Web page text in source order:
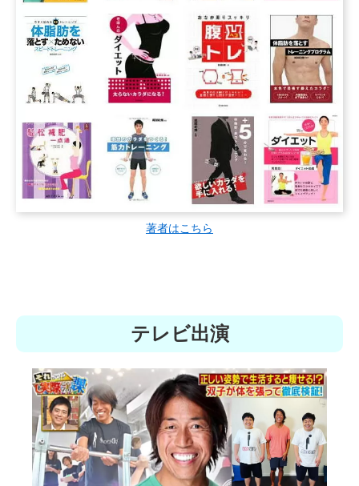
著者はこちら
テレビ出演